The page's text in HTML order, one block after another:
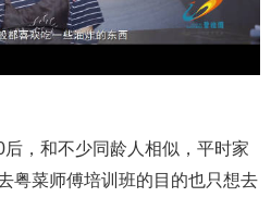
，和不少同龄人相似，平时家
粤菜师傅培训班的目的也只想去